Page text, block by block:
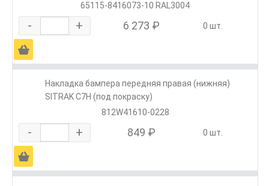
65115-8416073-10 RAL3004
- + 6 273 ₽ 0 шт.
Ä
Накладка бампера передняя правая (нижняя)
SITRAK C7H (под покраску)
812W41610-0228
- + 849 ₽ 0 шт.
Ä